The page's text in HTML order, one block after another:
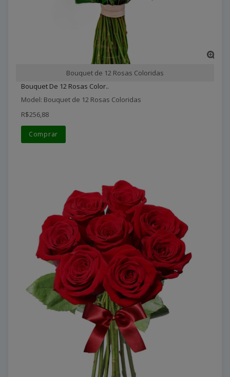
Bouquet de 12 Rosas Coloridas
Bouquet De 12 Rosas Color..
Model: Bouquet de 12 Rosas Coloridas
R$256,88
Comprar